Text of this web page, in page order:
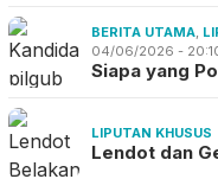
BERITA UTAMA,
04/06/2026 -
Siapa yang
LIPUTAN KHUSUS
Lendot dan